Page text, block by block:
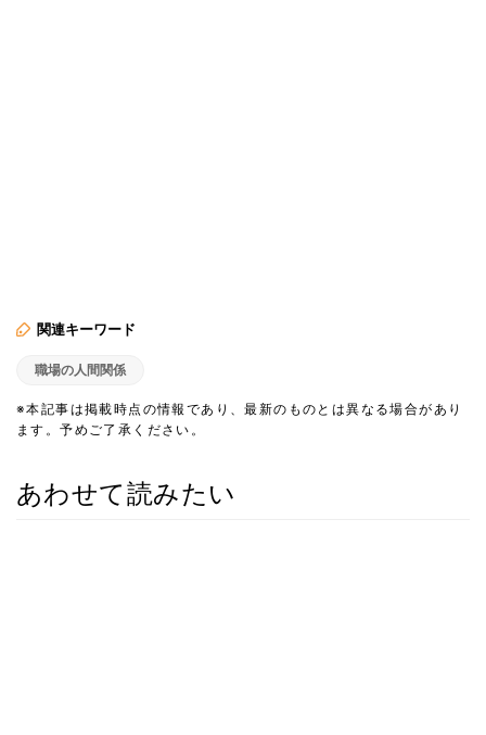
関連キーワード
職場の人間関係
※本記事は掲載時点の情報であり、最新のものとは異なる場合があり
ます。予めご了承ください。
あわせて読みたい